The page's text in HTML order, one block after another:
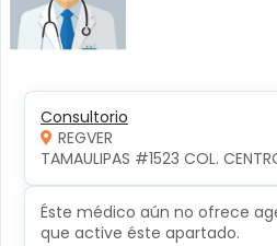
Consultorio
REGVER
TAMAULIPAS #1523 COL.
Éste médico aún no ofrece
que active éste apartado.